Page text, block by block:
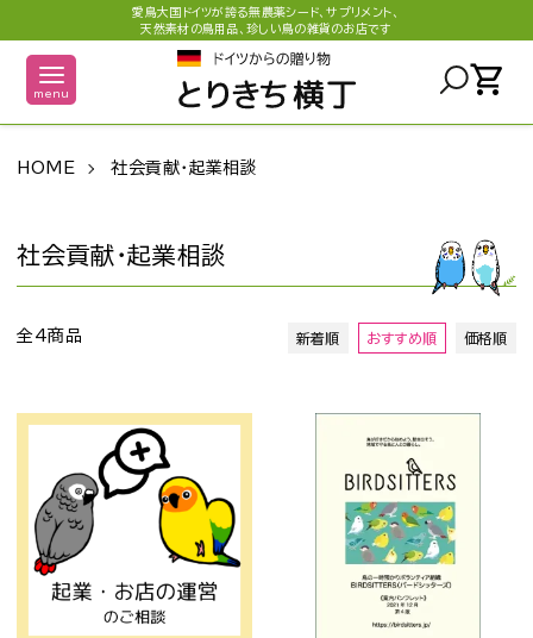
愛鳥大国ドイツが誇る無農薬シード、サプリメント、
天然素材の鳥用品、珍しい鳥の雑貨のお店です
menu shopping_cart
HOME 社会貢献・起業相談
社会貢献・起業相談
全4商品 新着順 おすすめ順 価格順